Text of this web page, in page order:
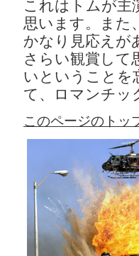
これはトムが主
思います。また
かなり見応えが
さらい観賞して
いということを
て、ロマンチッ
このページのトッ